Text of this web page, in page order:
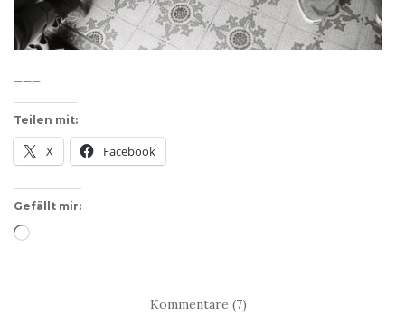
Teilen mit:
X Facebook
Gefällt mir:
Wird
Kommentare (7)